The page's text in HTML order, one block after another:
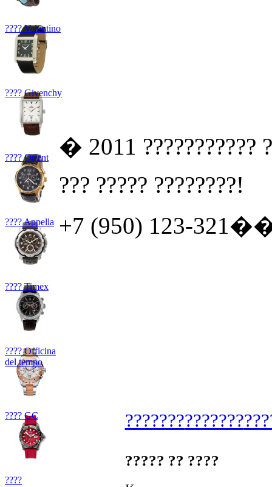
???? Valentino
???? Givenchy
???? Orient
???? Appella
???? Timex
???? Officina
del tempo
???? GC
????
??????????????
????? ?? ????
� 2011 ???????????
??? ????? ????????!
+7 (950) 123-